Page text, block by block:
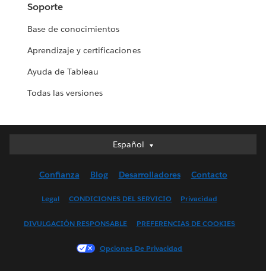
Soporte
Base de conocimientos
Aprendizaje y certificaciones
Ayuda de Tableau
Todas las versiones
Español
Español
English (UK)
Français (France)
Confianza Blog Desarrolladores Contacto
Legal CONDICIONES DEL SERVICIO Privacidad
DIVULGACIÓN RESPONSABLE PREFERENCIAS DE COOKIES
Opciones De Privacidad